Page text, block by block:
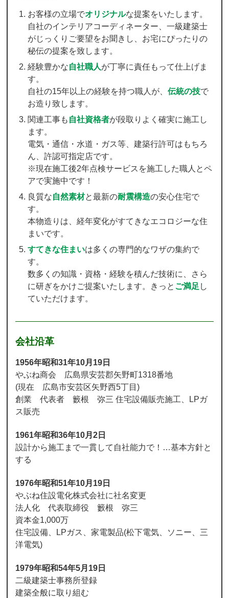
お客様の立場でオリジナルな提案をいたします。
自社のインテリアコーディネーター、一級建築士
がじっくりご要望をお聞きし、お宅にぴったりの
秘伝の提案を致します。
経験豊かな自社職人が丁寧に責任もって仕上げま
す。
自社の15年以上の経験を持つ職人が、伝統の技で
お造り致します。
関連工事も 自社資格者が段取りよく確実に施工し
ます。
電気・通信・水道・ガス等、建築行許可はもちろ
ん、許認可指定店です。
※現在施工後2年点検サービスを施工した職人とペ
アで実施中です！
良質な自然素材と最新の耐震構造の安心住宅で
す。
本物造りは、経年変化がすてきなエコロジーな住
まいです。
すてきな住まいは多くの専門的なワザの集約で
す。
数多くの知識・資格・経験を積んだ技術に、さら
に研ぎをかけご提案いたします。きっと ご満足 し
ていただけます。
会社沿革
1956年昭和31年10月19日
やぶね商会 広島県安芸郡矢野町1318番地
(現在 広島市安芸区矢野西5丁目)
創業 代表者 籔根 弥三 住宅設備販売施工、LPガ
ス販売
1961年昭和36年10月2日
設計から施工まで一貫して自社能力で！…基本方針と
する
1976年昭和51年10月19日
やぶね住設電化株式会社に社名変更
法人化 代表取締役 籔根 弥三
資本金1,000万
住宅設備、LPガス、家電製品(松下電気、ソニー、三
洋電気)
1979年昭和54年5月19日
二級建築士事務所登録
建築全般に取り組む